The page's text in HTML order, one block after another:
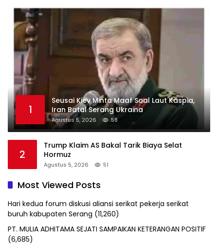
1
Seusai Kiev Minta Maaf Soal Laut Kaspia,
Iran Batal Serang Ukraina
Agustus 5, 2026 58
2
Trump Klaim AS Bakal Tarik Biaya Selat
Hormuz
Agustus 5, 2026 51
Most Viewed Posts
Hari kedua forum diskusi aliansi serikat pekerja serikat
buruh kabupaten Serang (11,260)
PT. MULIA ADHITAMA SEJATI SAMPAIKAN KETERANGAN POSITIF
(6,685)